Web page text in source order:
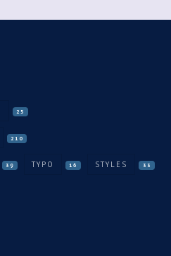
25
210
39 TYPO 16 STYLES 33